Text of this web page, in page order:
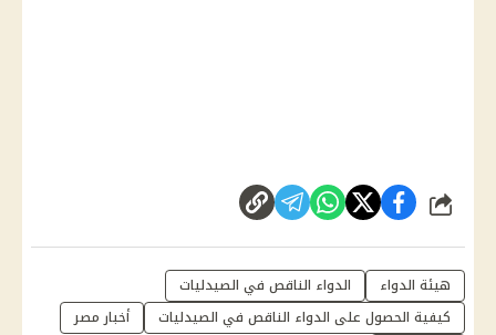
شارك
هيئة الدواء
الدواء الناقص في الصيدليات
كيفية الحصول على الدواء الناقص في الصيدليات
أخبار مصر